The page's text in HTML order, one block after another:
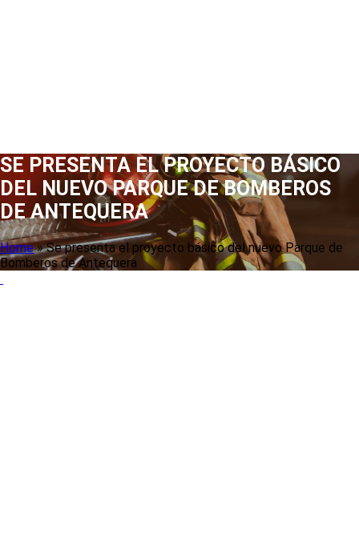
SE PRESENTA EL PROYECTO BÁSICO
DEL NUEVO PARQUE DE BOMBEROS
DE ANTEQUERA
Home»Se presenta el proyecto básico del nuevo Parque de
Bomberos de Antequera